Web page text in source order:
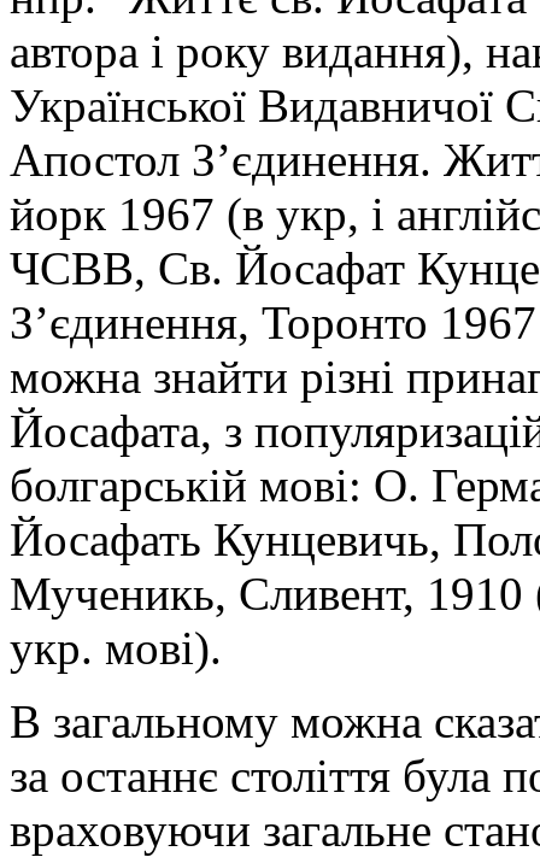
автора і року видання),
Української
Апостол З’єдинення.
йорк 1967 (в укр, і
ЧСВВ, Св. Йосафат
З’єдинення, Торонто
можна знайти різні
Йосафата, з
болгарській мові: О.
Йосафать Кунцевичь,
Мученикь, Сливент, 1910
укр. мові).
В загальному можна
за останнє століття була
враховуючи загальне